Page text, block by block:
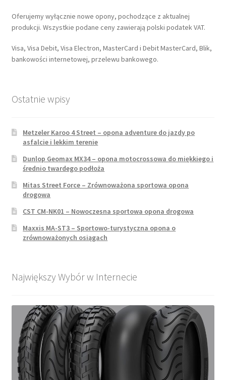
Oferujemy wyłącznie nowe opony, pochodzące z aktualnej
produkcji. Wszystkie podane ceny zawierają polski podatek VAT.
Visa, Visa Debit, Visa Electron, MasterCard i Debit MasterCard, Blik,
bankowości internetowej, przelewu bankowego.
Ostatnie wpisy
Metzeler Karoo 4 Street – opona adventure do jazdy po
asfalcie i lekkim terenie
Dunlop Geomax MX34 – opona motocrossowa do miękkiego i
średnio twardego podłoża
Mitas Street Force – Zrównoważona sportowa opona
drogowa
CST CM-NK01 – Nowoczesna sportowa opona drogowa
Maxxis MA-ST3 – Sportowo-turystyczna opona o
zrównoważonych osiągach
Największy Wybór w Internecie